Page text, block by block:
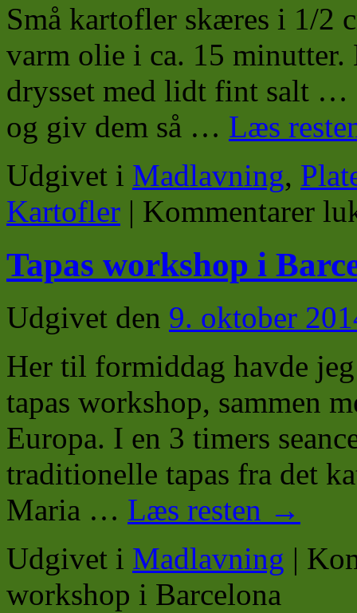
Små kartofler skæres i 1/2
varm olie i ca. 15 minutter.
drysset med lidt fint salt …
og giv dem så … Læs
Udgivet i Madlavning,
Kartofler | Kommentarer
Tapas workshop i
Udgivet den 9. oktober
Her til formiddag havde
tapas workshop, sammen
Europa. I en 3 timers
traditionelle tapas fra det
Maria … Læs resten →
Udgivet i Madlavning |
workshop i Barcelona